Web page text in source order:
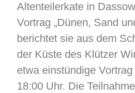
Altenteilerkate in
Vortrag „Dünen, Sand
berichtet sie aus dem
der Küste des Klützer
etwa einstündige
18:00 Uhr. Die